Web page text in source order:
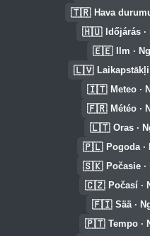
🇹🇷 Hava
🇭🇺 Időjárás
🇪🇪 Ilm ·
🇱🇻
🇮🇹 Meteo ·
🇫🇷 Météo ·
🇱🇹 Oras ·
🇵🇱 Pogoda
🇸🇰 Počasie
🇨🇿 Počasí ·
🇫🇮 Sää ·
🇵🇹 Tempo ·